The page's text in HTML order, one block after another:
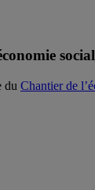
du Chantier de